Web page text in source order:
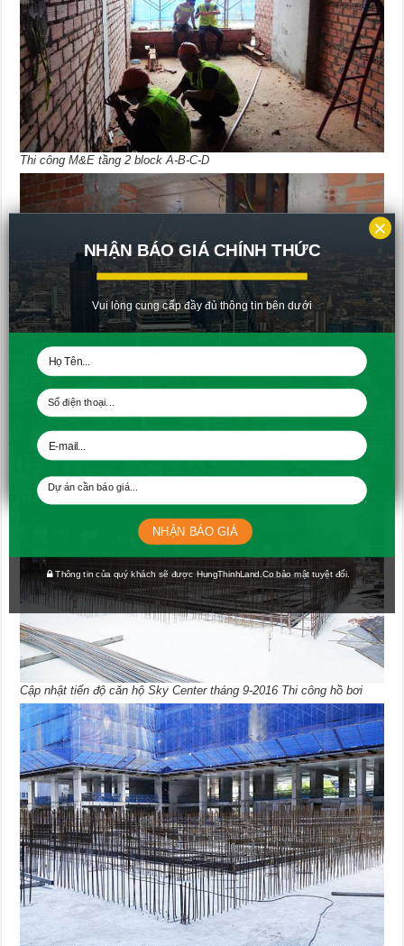
Thi công M&E tầng 2 block A-B-C-D
Cập nhật tiến độ căn hộ Sky Center tháng 9-2016 Thi công hồ bơi
NHẬN BÁO GIÁ CHÍNH THỨC
Vui lòng cung cấp đầy đủ thông tin bên dưới
Thông tin của quý khách sẽ được HungThinhLand.Co bảo mật tuyệt đối.
NHẬN BÁO GIÁ
×